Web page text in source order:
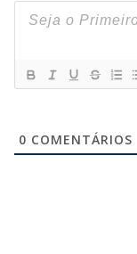
0 COMENTÁRIOS